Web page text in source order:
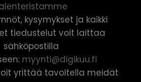
kysymykset ja kaikki
tiedustelut voit laittaa
sähköpostilla
myynti@digikuu.fi
yrittää tavoitella meidät